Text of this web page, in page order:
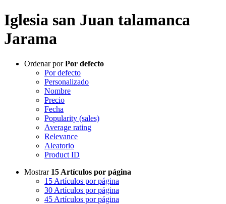
Iglesia san Juan talamanca
Jarama
Ordenar porPor defecto
Por defecto
Personalizado
Nombre
Precio
Fecha
Popularity (sales)
Average rating
Relevance
Aleatorio
Product ID
Mostrar 15 Artículos por página
15 Artículos por página
30 Artículos por página
45 Artículos por página